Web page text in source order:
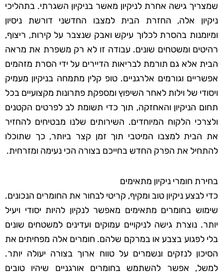
שמצריך גישה אחרת לניקיון מאשר בניקיון השגרתי. בתהליכי
ניקיון אלה, החזרת הבית למצבו החדשני דורשת ניסיון
ומיומנות בהסרת לכלוך עיקש ואבק שנצבר על קירות, ריצוף,
רהיטים ומשטחים שונים. עבודה זו לא רק משפרת את מראה
הבית אלא גם תורמת לבריאות הדיירים על ידי הסרת מזהמים
אפשריים וגורמים אלרגניים. טופ קלין מתמחה בניקיון מעמיק
ויסודי של וילות לאחר השיפוץ ומספקת פתרונות מקצועיים בכל
תחום הניקיון והאחזקה, תוך כדי תשומת לב לפרטים הקטנים
ולצרכי הלקוח המיוחדים. השירותים שלנו מבטיחים להחזיר
את הבית למצבו המיטבי תוך זמן קצר ביותר, כך שתוכלו
להתחיל את הפרק החדש בחייכם בצורה הכי נעימה ומזרחית.
בחירת חומרי ניקיון מתאימים
כדי לבצע ניקיון טוב ומקיף, קריטי לבחור את החומרים הנכונים.
שימוש בחומרים מתאימים מאפשר לנקיון להיות יסודי ויעיל
יותר. נוצרת גישה לניקויים עמוקים ועדינים למשטחים שונים
בלי לפגוע בצבע או במרקם שלהם. חומרים אלה מפחיתים את
הסיכון לנזקים ונשמרים על טווח ארוך בצורה יעולה יותר.
למשל, אפשר להשתמש בחומרים אורגניים שיהיו טובים